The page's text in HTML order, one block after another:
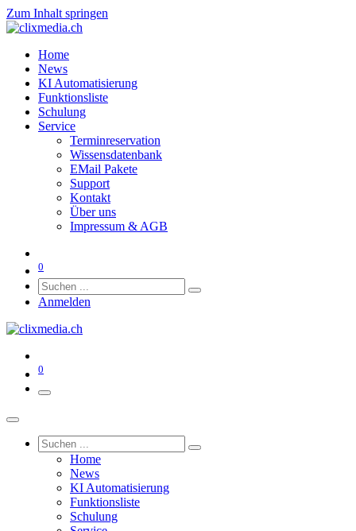
Zum Inhalt springen
Home
News
KI Automatisierung
Funktionsliste
Schulung
Service
Terminreservation
Wissensdatenbank
EMail Pakete
Support
Kontakt
Über uns
Impressum & AGB
0
Anmelden
0
Home
News
KI Automatisierung
Funktionsliste
Schulung